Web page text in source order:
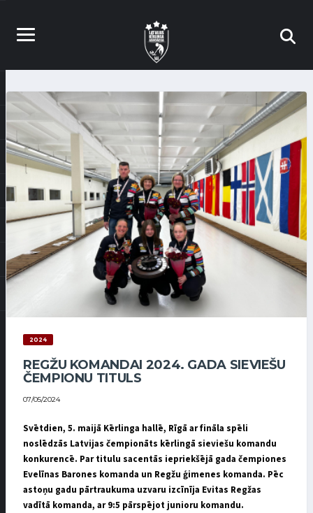
2024
REGŽU KOMANDAI 2024. GADA SIEVIEŠU
ČEMPIONU TITULS
07/05/2024
Svētdien, 5. maijā Kērlinga hallē, Rīgā ar fināla spēli
noslēdzās Latvijas čempionāts kērlingā sieviešu komandu
konkurencē. Par titulu sacentās iepriekšējā gada čempiones
Evelīnas Barones komanda un Regžu ģimenes komanda. Pēc
astoņu gadu pārtraukuma uzvaru izcīnīja Evitas Regžas
vadītā komanda, ar 9:5 pārspējot junioru komandu.